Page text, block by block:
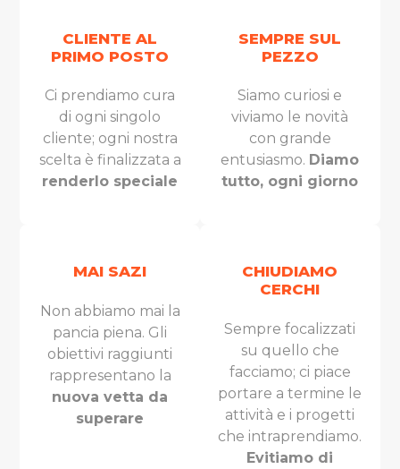
CLIENTE AL
PRIMO POSTO
Ci prendiamo cura
di ogni singolo
cliente; ogni nostra
scelta è finalizzata a
renderlo speciale
SEMPRE SUL
PEZZO
Siamo curiosi e
viviamo le novità
con grande
entusiasmo. Diamo
tutto, ogni giorno
MAI SAZI
Non abbiamo mai la
pancia piena. Gli
obiettivi raggiunti
rappresentano la
nuova vetta da
superare
CHIUDIAMO
CERCHI
Sempre focalizzati
su quello che
facciamo; ci piace
portare a termine le
attività e i progetti
che intraprendiamo.
Evitiamo di